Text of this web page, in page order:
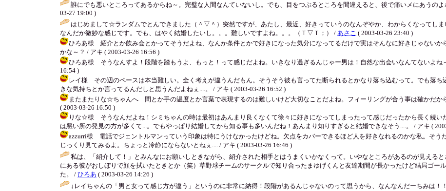
誰にでも悪いところってあるからね～。完璧な人間なんていないし。でも、目をつぶるところを間違えると、後で痛いメにあう
03-27 19:00 )
はじめまして☆ランダムでとんできました（＾▽＾）突然ですが、あたし、最近、好きっていうのなんぞやか、わからくなってしま
なんだか微妙な感じです。でも、はやく結婚したいし。。。難しいですよね。。。（Ｔ▽Ｔ；） / あさこ ( 2003-03-26 23:40 )
ひろあ様 紹介とか飲み会とかってそうだよね、なんか条件とかで好きになった気分になってるだけで実はそんなに好きじゃない
かな～？ / アキ ( 2003-03-26 16:56 )
ひろあ様 そうなんすよ！段階を踏もうよ、もっと！って感じだよね。いきなり過ぎるんじゃー男は！自然な出会いなんてないよね
16:54 )
レイ様 その辺のペースは本当難しい。全く考えが違うんだもん。そうそう彼も言ってた断られるとかなり落ち込むって。でも落
きな気持ちとか言ってるんだしと思うんだよねぇ....。 / アキ ( 2003-03-26 16:52 )
またまたりな☆ちゃんへ 間とか手の温度とか言葉で表現するのは難しいけど大切なことだよね。フィーリングが合う事は確かだか
( 2003-03-26 16:50 )
りな☆様 そうなんだよね！シミちゃんの時は最初はあんまり良くなくて徐々に好きになってしまったって感じだったから長く続い
は悪い所の発見の方が多くて...。でもやっぱり結婚してから知る事も多いんだね！あんまり知りすぎると結婚できなそう....。 / アキ (
azzurri様 電話でジェントルマンっていう印象は特にうけなかったけどね。欠点をカバーできるほど人を好きなれるのかな私。そう
じっくり見てみるよ。ちょっと冷静にならないとねぇ.... / アキ ( 2003-03-26 16:46 )
私は、「紹介して！」とみんなにお願いしときながら、紹介された相手とはうまくいかなくって。いやなところがあるのが見える
にある彼がおしぼりで顔を拭いたときとか（笑）草野球チームのサークルで知り合ったまゆげくんと友達期間が長かったけど結局ゴー
た。 / ひろあ ( 2003-03-26 14:26 )
↓レイちゃんの「男と女って感じ方が違う」というのに非常に納得！段階があるんじゃないのって思うから、なんなんだーちみは